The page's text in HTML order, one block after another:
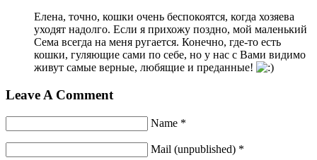
Елена, точно, кошки очень беспокоятся, когда хозяева
уходят надолго. Если я прихожу поздно, мой маленький
Сема всегда на меня ругается. Конечно, где-то есть
кошки, гуляющие сами по себе, но у нас с Вами видимо
живут самые верные, любящие и преданные!
Leave A Comment
Name *
Mail (unpublished) *